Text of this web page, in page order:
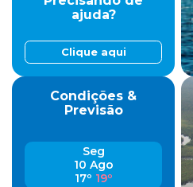
ajuda?
Clique aqui
Condições &
Previsão
Seg
10 Ago
17º 19º